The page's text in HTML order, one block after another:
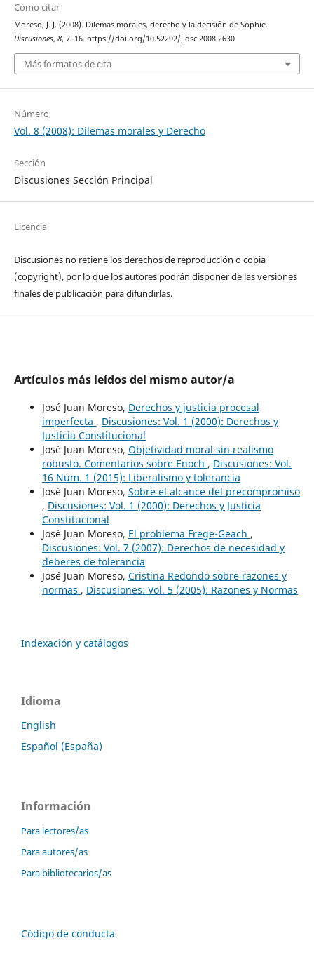
Cómo citar
Moreso, J. J. (2008). Dilemas morales, derecho y la decisión de Sophie.
Discusiones, 8, 7–16. https://doi.org/10.52292/j.dsc.2008.2630
Más formatos de cita
Número
Vol. 8 (2008): Dilemas morales y Derecho
Sección
Discusiones Sección Principal
Licencia
Discusiones no retiene los derechos de reproducción o copia
(copyright), por lo que los autores podrán disponer de las versiones
finales de publicación para difundirlas.
Artículos más leídos del mismo autor/a
José Juan Moreso, Derechos y justicia procesal
imperfecta , Discusiones: Vol. 1 (2000): Derechos y
Justicia Constitucional
José Juan Moreso, Objetividad moral sin realismo
robusto. Comentarios sobre Enoch , Discusiones: Vol.
16 Núm. 1 (2015): Liberalismo y tolerancia
José Juan Moreso, Sobre el alcance del precompromiso
, Discusiones: Vol. 1 (2000): Derechos y Justicia
Constitucional
José Juan Moreso, El problema Frege-Geach ,
Discusiones: Vol. 7 (2007): Derechos de necesidad y
deberes de tolerancia
José Juan Moreso, Cristina Redondo sobre razones y
normas , Discusiones: Vol. 5 (2005): Razones y Normas
Indexación y catálogos
Idioma
English
Español (España)
Información
Para lectores/as
Para autores/as
Para bibliotecarios/as
Código de conducta